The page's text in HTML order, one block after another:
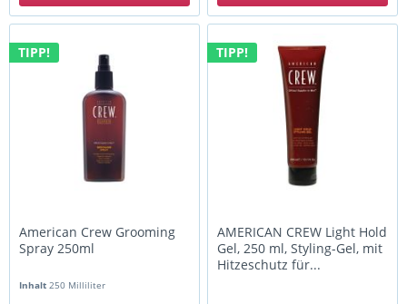
TIPP!
American Crew Grooming
Spray 250ml
Inhalt250 Milliliter
TIPP!
AMERICAN CREW Light Hold
Gel, 250 ml, Styling-Gel, mit
Hitzeschutz für...